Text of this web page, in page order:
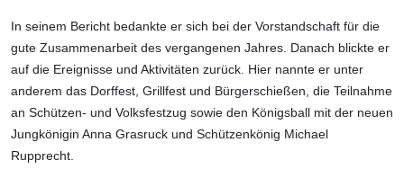
In seinem Bericht bedankte er sich bei der Vorstandschaft für die
gute Zusammenarbeit des vergangenen Jahres. Danach blickte er
auf die Ereignisse und Aktivitäten zurück. Hier nannte er unter
anderem das Dorffest, Grillfest und Bürgerschießen, die Teilnahme
an Schützen- und Volksfestzug sowie den Königsball mit der neuen
Jungkönigin Anna Grasruck und Schützenkönig Michael
Rupprecht.